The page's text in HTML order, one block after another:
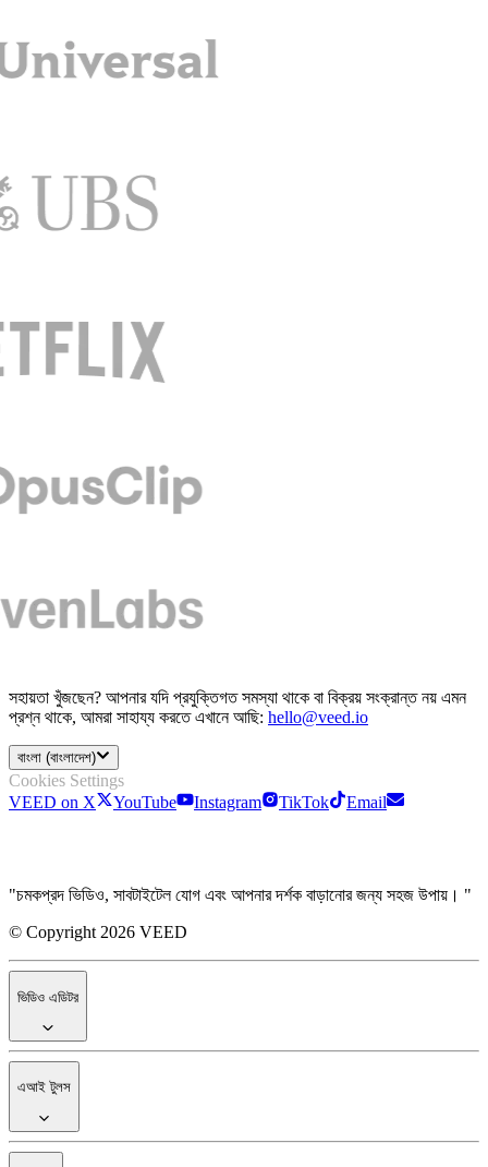
সহায়তা খুঁজছেন? আপনার যদি প্রযুক্তিগত সমস্যা থাকে বা বিক্রয় সংক্রান্ত নয় এমন
প্রশ্ন থাকে, আমরা সাহায্য করতে এখানে আছি: hello@veed.io
বাংলা (বাংলাদেশ)
Cookies Settings
VEED on X
YouTube Instagram TikTok Email
"চমকপ্রদ ভিডিও, সাবটাইটেল যোগ এবং আপনার দর্শক বাড়ানোর জন্য সহজ উপায়। "
© Copyright 2026 VEED
ভিডিও এডিটর
এআই টুলস